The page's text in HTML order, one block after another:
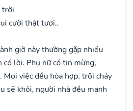
trời
cười thật tươi..
giờ này thường gặp nhiều
có lời. Phụ nữ có tin mừng,
Mọi việc đều hòa hợp, trôi chảy
sẽ khỏi, người nhà đều mạnh